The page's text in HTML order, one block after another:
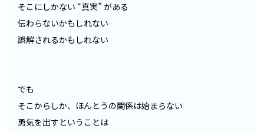
そこにしかない “真実” がある
伝わらないかもしれない
誤解されるかもしれない
でも
そこからしか、ほんとうの関係は始まらない
勇気を出すということは